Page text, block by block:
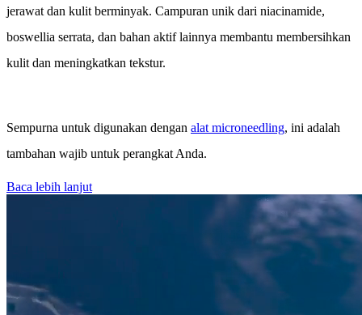
jerawat dan kulit berminyak. Campuran unik dari niacinamide,
boswellia serrata, dan bahan aktif lainnya membantu membersihkan
kulit dan meningkatkan tekstur.
Sempurna untuk digunakan dengan alat microneedling, ini adalah
tambahan wajib untuk perangkat Anda.
Baca lebih lanjut